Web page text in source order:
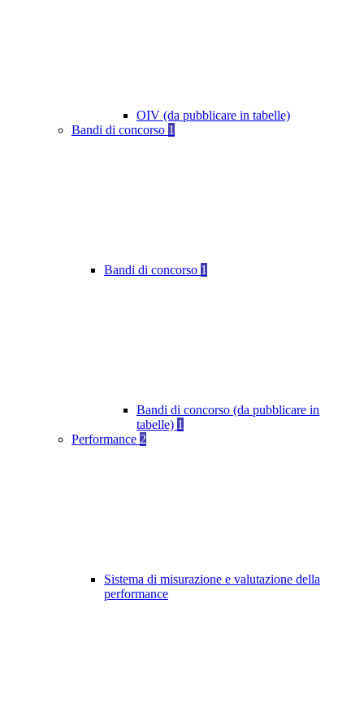
OIV (da pubblicare in tabelle)
Bandi di concorso 1
Bandi di concorso 1
Bandi di concorso (da pubblicare in
tabelle) 1
Performance 2
Sistema di misurazione e valutazione della
performance